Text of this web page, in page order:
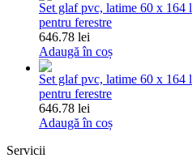
Set glaf pvc, latime 60 x 164
pentru ferestre
646.78 lei
Adaugă în coș
Set glaf pvc, latime 60 x 164
pentru ferestre
646.78 lei
Adaugă în coș
Servicii